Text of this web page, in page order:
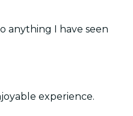
anything I have seen
experience.